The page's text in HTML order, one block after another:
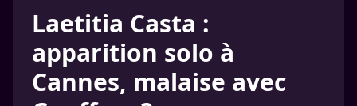
Laetitia Casta :
apparition solo à
Cannes, malaise avec